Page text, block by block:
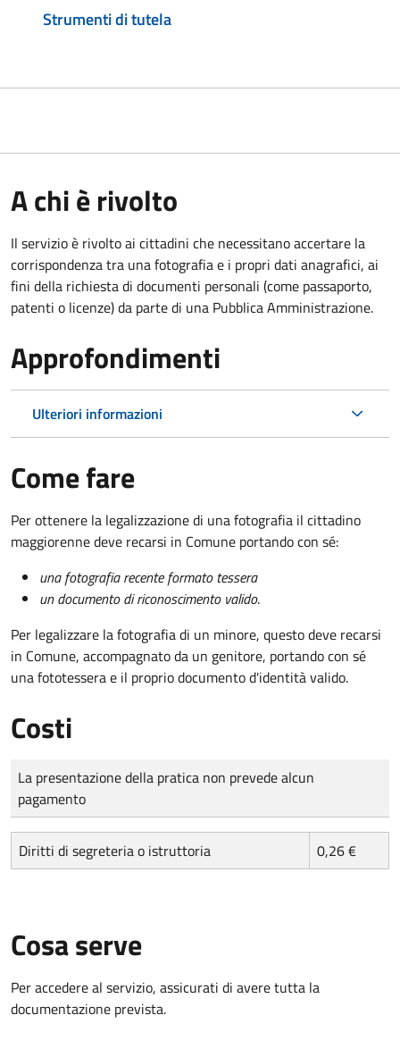
Strumenti di tutela
A chi è rivolto
Il servizio è rivolto ai cittadini che necessitano accertare la
corrispondenza tra una fotografia e i propri dati anagrafici, ai
fini della richiesta di documenti personali (come passaporto,
patenti o licenze) da parte di una Pubblica Amministrazione.
Approfondimenti
Ulteriori informazioni
Come fare
Per ottenere la legalizzazione di una fotografia il cittadino
maggiorenne deve recarsi in Comune portando con sé:
una fotografia recente formato tessera
un documento di riconoscimento valido.
Per legalizzare la fotografia di un minore, questo deve recarsi
in Comune, accompagnato da un genitore, portando con sé
una fototessera e il proprio documento d'identità valido.
Costi
Tipo di pagamento
Importo
La presentazione della pratica non prevede alcun
pagamento
Diritti di segreteria o istruttoria 0,26 €
Cosa serve
Per accedere al servizio, assicurati di avere tutta la
documentazione prevista.